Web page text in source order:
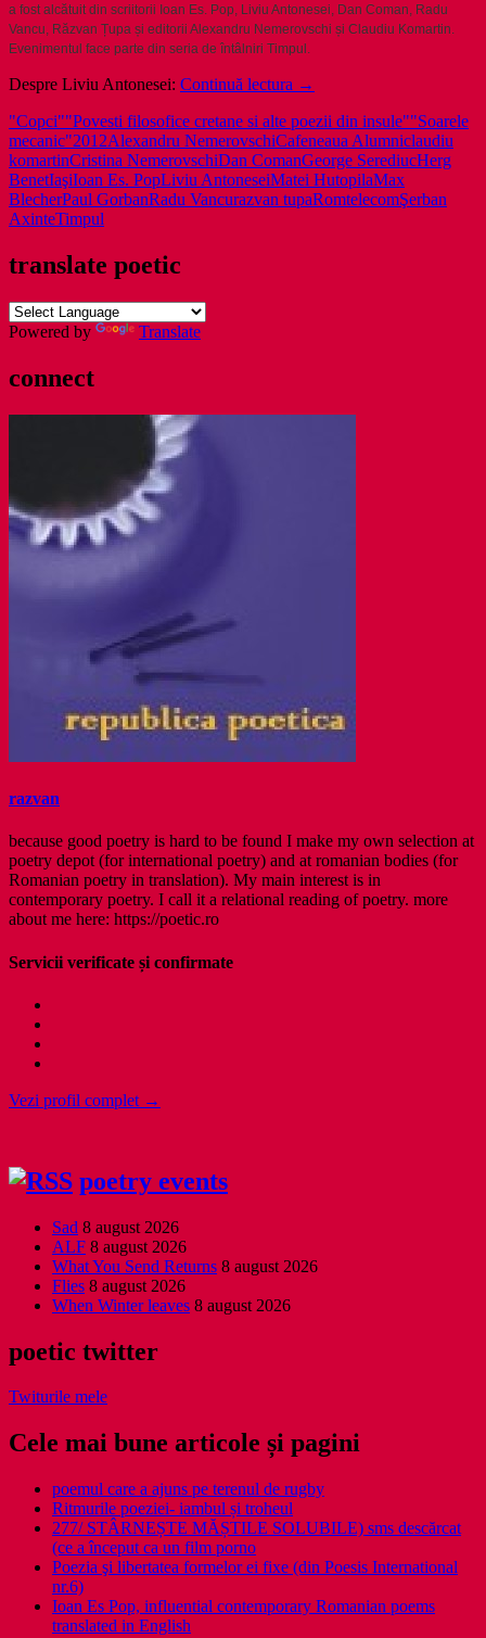
a fost alcătuit din scriitorii Ioan Es. Pop, Liviu Antonesei, Dan Coman, Radu
Vancu, Răzvan Țupa și editorii Alexandru Nemerovschi și Claudiu Komartin.
Evenimentul face parte din seria de întâlniri Timpul.
Despre Liviu Antonesei: Continuă lectura Trei
de
poezie
în
lansare
ieşeană
→
"Copci""Povesti filosofice cretane si alte poezii din insule""Soarele
mecanic"2012Alexandru NemerovschiCafeneaua Alumniclaudiu
komartinCristina NemerovschiDan ComanGeorge SerediucHerg
BenetIaşiIoan Es. PopLiviu AntoneseiMatei HutopilaMax
BlecherPaul GorbanRadu Vancurazvan tupaRomtelecomŞerban
AxinteTimpul
translate poetic
Powered by Translate
connect
razvan
because good poetry is hard to be found I make my own selection at
poetry depot (for international poetry) and at romanian bodies (for
Romanian poetry in translation). My main interest is in
contemporary poetry. I call it a relational reading of poetry. more
about me here: https://poetic.ro
Servicii verificate și confirmate
Vezi profil complet →
poetry events
Sad 8 august 2026
ALF 8 august 2026
What You Send Returns 8 august 2026
Flies 8 august 2026
When Winter leaves 8 august 2026
poetic twitter
Twiturile mele
Cele mai bune articole și pagini
poemul care a ajuns pe terenul de rugby
Ritmurile poeziei- iambul și troheul
277/ STÂRNEȘTE MĂȘTILE SOLUBILE) sms descărcat
(ce a început ca un film porno
Poezia şi libertatea formelor ei fixe (din Poesis International
nr.6)
Ioan Es Pop, influential contemporary Romanian poems
translated in English